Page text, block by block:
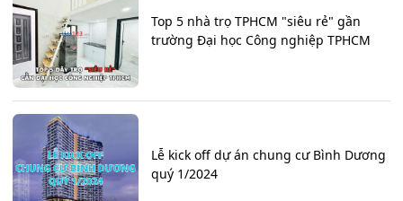
Top 5 nhà trọ TPHCM "siêu rẻ" gần
trường Đại học Công nghiệp TPHCM
Lễ kick off dự án chung cư Bình Dương
quý 1/2024